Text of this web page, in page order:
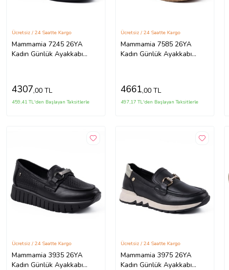
Mammamia 7245 26YA
Kadın Günlük Ayakkabı
Ücretsiz / 24 Saatte Kargo
4307,00 TL
459,41 TL'den Başlayan Taksitlerle
Mammamia 7585 26YA
Kadın Günlük Ayakkabı
Ücretsiz / 24 Saatte Kargo
4661,00 TL
497,17 TL'den Başlayan Taksitlerle
Mammamia 3935 26YA
Kadın Günlük Ayakkabı
Ücretsiz / 24 Saatte Kargo
Mammamia 3975 26YA
Kadın Günlük Ayakkabı
Ücretsiz / 24 Saatte Kargo